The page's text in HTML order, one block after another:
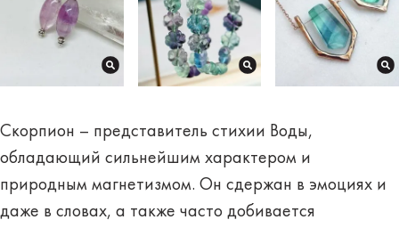
Скорпион – представитель стихии Воды,
обладающий сильнейшим характером и
природным магнетизмом. Он сдержан в эмоциях и
даже в словах, а также часто добивается